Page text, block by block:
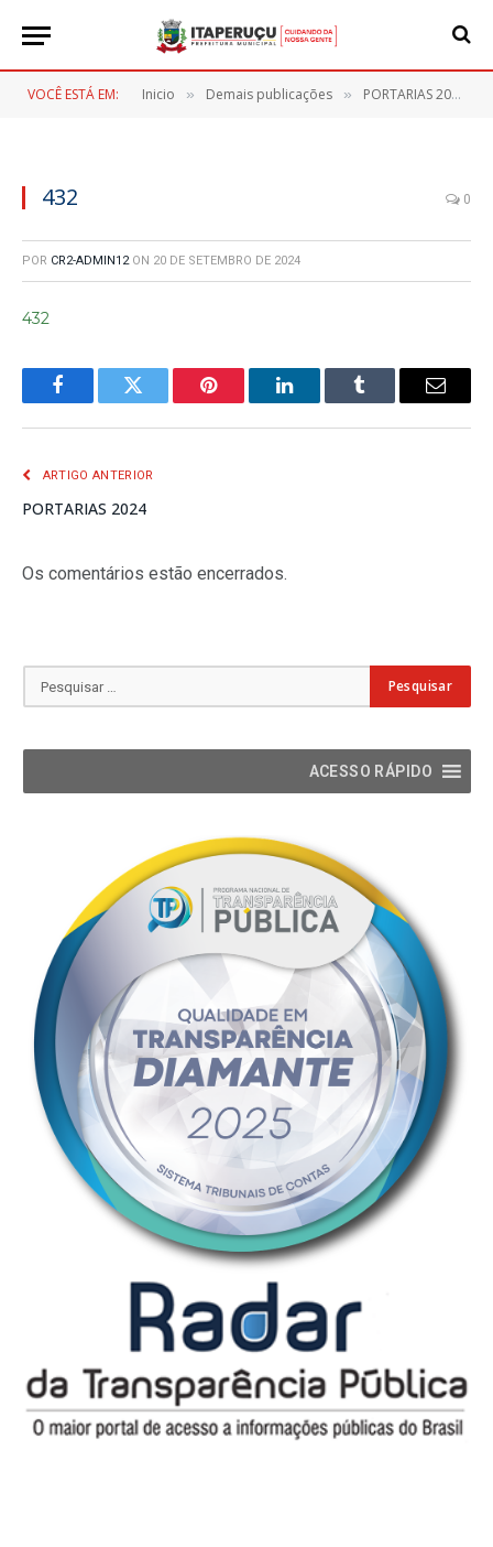
VOCÊ ESTÁ EM: Inicio » Demais publicações » PORTARIAS 2024
432 0
POR CR2-ADMIN12 ON 20 DE SETEMBRO DE 2024
432
FacebookTwitter Pinterest LinkedInTumblr
E-
ARTIGO ANTERIOR
PORTARIAS 2024
Os comentários estão encerrados.
ACESSO RÁPIDO